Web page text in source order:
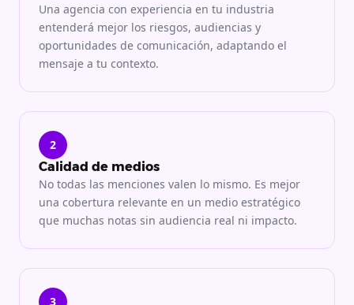
Una agencia con experiencia en tu industria
entenderá mejor los riesgos, audiencias y
oportunidades de comunicación, adaptando el
mensaje a tu contexto.
2
Calidad de medios
No todas las menciones valen lo mismo. Es mejor
una cobertura relevante en un medio estratégico
que muchas notas sin audiencia real ni impacto.
3